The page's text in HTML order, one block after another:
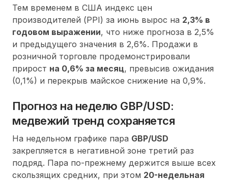
Тем временем в США индекс цен
производителей (PPI) за июнь вырос на 2,3% в
годовом выражении, что ниже прогноза в 2,5%
и предыдущего значения в 2,6%. Продажи в
розничной торговле продемонстрировали
прирост на 0,6% за месяц, превысив ожидания
(0,1%) и перекрыв майское снижение на 0,9%.
Прогноз на неделю GBP/USD:
медвежий тренд сохраняется
На недельном графике пара GBP/USD
закрепляется в негативной зоне третий раз
подряд. Пара по-прежнему держится выше всех
скользящих средних, при этом 20-недельная